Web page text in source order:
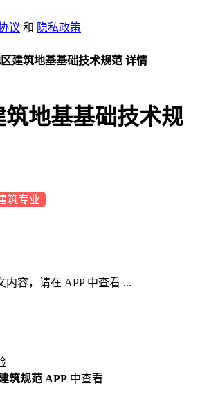
议 和 隐私政策
建筑地基基础技术规范 详情
地基基础技术规
筑专业
内容，请在 APP 中查看 ...
筑规范 APP 中查看